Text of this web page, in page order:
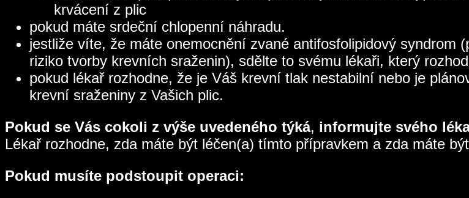
krvácení z plic
pokud máte srdeční chlopenní náhradu.
jestliže víte, že máte onemocnění zvané antifosfolipidový syndrom
riziko tvorby krevních sraženin), sdělte to svému lékaři, který
pokud lékař rozhodne, že je Váš krevní tlak nestabilní nebo je
krevní sraženiny z Vašich plic.
Pokud se Vás cokoli z výše uvedeného týká, informujte svého
Lékař rozhodne, zda máte být léčen(a) tímto přípravkem a zda máte
Pokud musíte podstoupit operaci: